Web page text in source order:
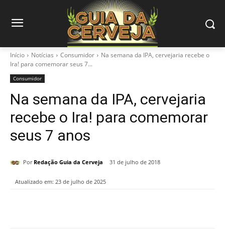
Início Notícias Consumidor
Na semana da IPA, cervejaria recebe o
Ira! para comemorar seus 7...
Consumidor
Na semana da IPA, cervejaria
recebe o Ira! para comemorar
seus 7 anos
Por Redação Guia da Cerveja 31 de julho de 2018
Atualizado em: 23 de julho de 2025